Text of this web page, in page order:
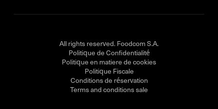
All rights reserved. Foodcom S.A.
Politique de Confidentialité
Politique en matiere de cookies
Politique Fiscale
Conditions de réservation
Terms and conditions sale